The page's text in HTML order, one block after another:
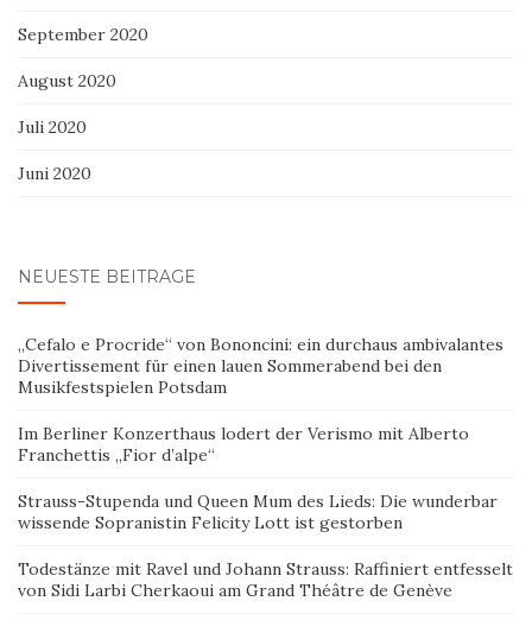
September 2020
August 2020
Juli 2020
Juni 2020
NEUESTE BEITRÄGE
„Cefalo e Procride“ von Bononcini: ein durchaus ambivalantes
Divertissement für einen lauen Sommerabend bei den
Musikfestspielen Potsdam
Im Berliner Konzerthaus lodert der Verismo mit Alberto
Franchettis „Fior d’alpe“
Strauss-Stupenda und Queen Mum des Lieds: Die wunderbar
wissende Sopranistin Felicity Lott ist gestorben
Todestänze mit Ravel und Johann Strauss: Raffiniert entfesselt
von Sidi Larbi Cherkaoui am Grand Théâtre de Genève